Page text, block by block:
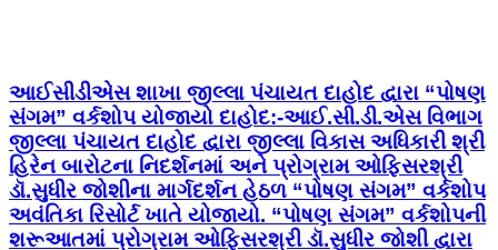
આઈસીડીએસ શાખા જીલ્લા પંચાયત દાહોદ દ્વારા “પોષણ
સંગમ” વર્કશોપ યોજાયો દાહોદ:-આઈ.સી.ડી.એસ વિભાગ
જીલ્લા પંચાયત દાહોદ દ્વારા જીલ્લા વિકાસ અધિકારી શ્રી
હિરેન બારોટના નિદર્શનમાં અને પ્રોગ્રામ ઓફિસરશ્રી
ડૉ.સુધીર જોશીના માર્ગદર્શન હેઠળ “પોષણ સંગમ” વર્કશોપ
અવંતિકા રિસોર્ટ ખાતે યોજાયો. “પોષણ સંગમ” વર્કશોપની
શરૂઆતમાં પ્રોગ્રામ ઓફિસરશ્રી ડૉ.સુધીર જોશી દ્વારા